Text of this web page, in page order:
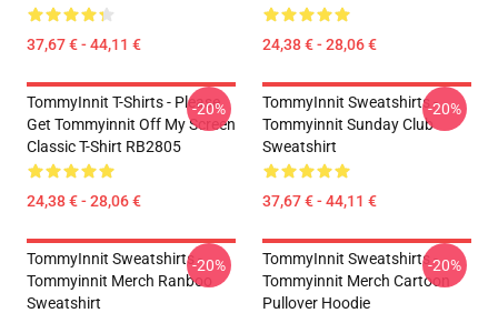
37,67 € - 44,11 € 24,38 € - 28,06 €
TommyInnit T-Shirts - Please
Get Tommyinnit Off My Screen
Classic T-Shirt RB2805
24,38 € - 28,06 €
-20%
TommyInnit Sweatshirts -
Tommyinnit Sunday Club
Sweatshirt
37,67 € - 44,11 €
-20%
TommyInnit Sweatshirts -
Tommyinnit Merch Ranboo
Sweatshirt
-20%
TommyInnit Sweatshirts -
Tommyinnit Merch Cartoon
Pullover Hoodie
-20%